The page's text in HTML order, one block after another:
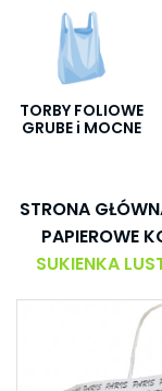
TORBY FOLIOWE
GRUBE i MOCNE
STRONA
PAPIEROWE
SUKIENKA